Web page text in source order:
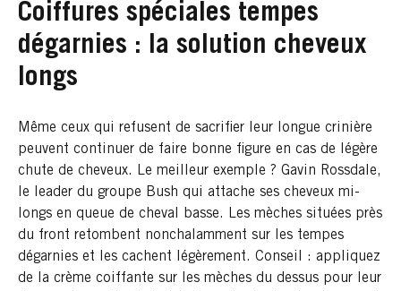
Coiffures spéciales tempes
dégarnies : la solution cheveux
longs
Même ceux qui refusent de sacrifier leur longue crinière
peuvent continuer de faire bonne figure en cas de légère
chute de cheveux. Le meilleur exemple ? Gavin Rossdale,
le leader du groupe Bush qui attache ses cheveux mi-
longs en queue de cheval basse. Les mèches situées près
du front retombent nonchalamment sur les tempes
dégarnies et les cachent légèrement. Conseil : appliquez
de la crème coiffante sur les mèches du dessus pour leur